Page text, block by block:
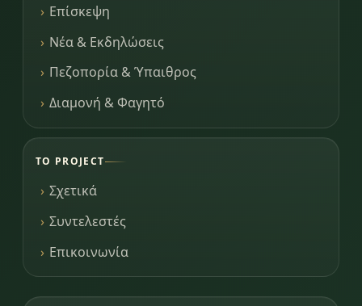
Επίσκεψη
Νέα & Εκδηλώσεις
Πεζοπορία & Ύπαιθρος
Διαμονή & Φαγητό
ΤΟ PROJECT
Σχετικά
Συντελεστές
Επικοινωνία